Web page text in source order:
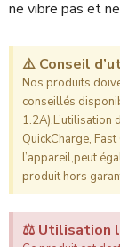
ne vibre pas et
⚠️ Conseil
Nos produits
conseillés
1.2A).L’utilisation
QuickCharge,
l’appareil,peut
produit hors
⚖️ Utilisation